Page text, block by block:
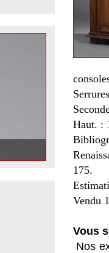
Haut. :
175.
Vendu
Vous
Nos